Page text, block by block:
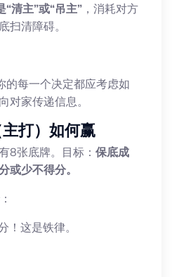
清主”或“吊主” ，消耗对方
扫清障碍。
的每一个决定都应考虑如
对家传递信息。
打）如何赢
8张底牌。目标： 保底成
或少不得分。
：
！这是铁律。